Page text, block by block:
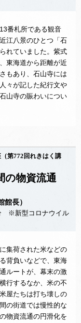
番札所である観音
江八景のひとつ「石
れていました。紫式
東海道から距離が近
もあり、石山寺には
々が記した紀行文や
山寺の賑わいについ
第772回れきはく講
の物資流通
館長）
※新型コロナウイル
集荷された米などの
背負いなどで、東海
ルートが、幕末の激
行するなか、米の不
屋たちは打ち壊しの
の街道では慢性的な
物資流通の円滑化を